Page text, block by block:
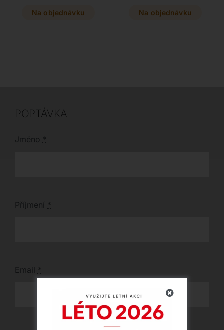
nohou. Tento elegantní
Na objednávku
závěsnou variantu v
Na objednávku
POPTÁVKA
Jméno *
Příjmení *
Email *